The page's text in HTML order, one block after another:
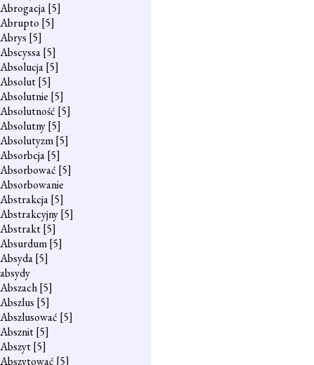
Abrogacja[5]
Abrupto [5]
Abrys [5]
Abscyssa[5]
Absolucja[5]
Absolut[5]
Absolutnie [5]
Absolutność [5]
Absolutny[5]
Absolutyzm[5]
Absorbcja[5]
Absorbować [5]
Absorbowanie
Abstrakcja[5]
Abstrakcyjny[5]
Abstrakt[5]
Absurdum[5]
Absyda[5]
absydy
Abszach[5]
Abszlus [5]
Abszlusować [5]
Absznit[5]
Abszyt[5]
Abszytować [5]